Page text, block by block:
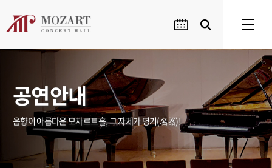
공연안내
음향이 아름다운 모차르트홀, 그 자체가 명기(名器)!